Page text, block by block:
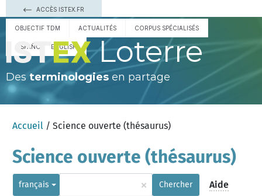
ACCÈS ISTEX.FR
OBJECTIF TDM ACTUALITÉS CORPUS SPÉCIALISÉS
ESPAÑOL ENGLISH Loterre
Des terminologies en partage
Accueil / Science ouverte (thésaurus)
Science ouverte (thésaurus)
français × Chercher Aide